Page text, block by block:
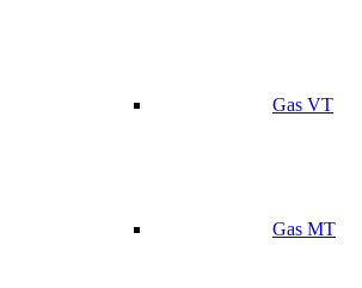
Gas VT
Gas MT